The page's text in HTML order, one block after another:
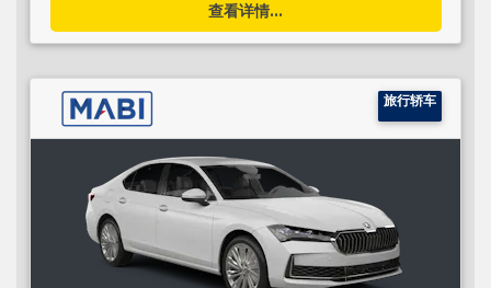
查看详情...
旅行轿车